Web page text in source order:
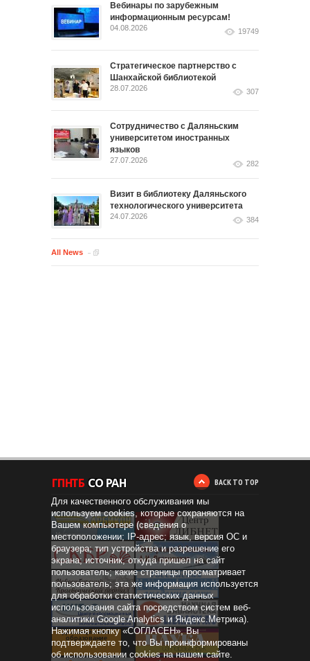
Вебинары по зарубежным
информационным ресурсам!
04.08.2026 19749
Стратегическое партнерство с
Шанхайской библиотекой
28.07.2026 307
Сотрудничество с Даляньским
университетом иностранных
языков
27.07.2026 282
Визит в библиотеку Даляньского
технологического университета
24.07.2026 384
All News
BACK TO TOP
Дистанционное
образование
Для качественного обслуживания мы
используем cookies, которые сохраняются на
Вашем компьютере (сведения о
местоположении; IP-адрес; язык, версия ОС и
браузера; тип устройства и разрешение его
экрана; источник, откуда пришел на сайт
пользователь; какие страницы просматривает
пользователь; эта же информация используется
для обработки статистических данных
использования сайта посредством систем веб-
аналитики Google Analytics и Яндекс.Метрика).
Нажимая кнопку «СОГЛАСЕН», Вы
подтверждаете то, что Вы проинформированы
об использовании cookies на нашем сайте.